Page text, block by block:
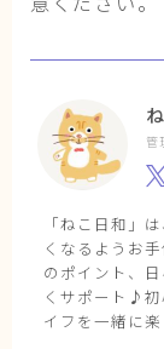
管
「ねこ日和」
くなるようお
のポイント、
くサポート♪初
イフを一緒に